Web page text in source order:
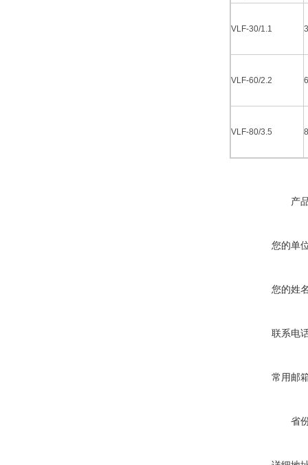
VLF-30/1.1
VLF-60/2.2
VLF-80/3.5
产
您的单
您的姓
联系电
常用邮
省